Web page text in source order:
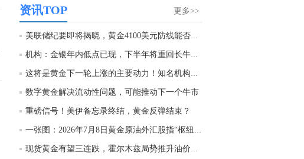
更多>>
资讯TOP
美联储纪要即将揭晓，黄金4100美元防线能否扛住...
机构：金银年内低点已现，下半年将重回长牛逻辑
这将是黄金下一轮上涨的主要动力！知名机构料金...
数字黄金解决流动性问题，可能推动下一个牛市
重磅信号！美伊备忘录终结，黄金反弹结束？
一张图：2026年7月8日黄金原油外汇股指“枢纽点...
现货黄金有望三连跌，霍尔木兹局势推升油价，FO...